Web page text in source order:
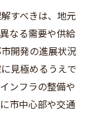
すべきは、地元
なる需要や供給
開発の進展状況
見極めるうえで
ンフラの整備や
市中心部や交通